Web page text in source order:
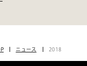
ニュース 2018